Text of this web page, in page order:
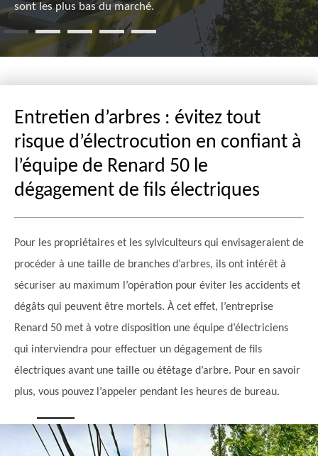
sont les plus bas du marché.
Entretien d’arbres : évitez tout
risque d’électrocution en confiant à
l’équipe de Renard 50 le
dégagement de fils électriques
Pour les propriétaires et les sylviculteurs qui envisageraient de
procéder à une taille de branches d’arbres, ils ont intérêt à
sécuriser au maximum l’opération pour éviter les accidents et
dégâts qui peuvent être mortels. À cet effet, l’entreprise
Renard 50 met à votre disposition une équipe d’électriciens
qui interviendra pour effectuer un dégagement de fils
électriques avant une taille ou étêtage d’arbre. Pour en savoir
plus, vous pouvez l’appeler pendant les heures de bureau.